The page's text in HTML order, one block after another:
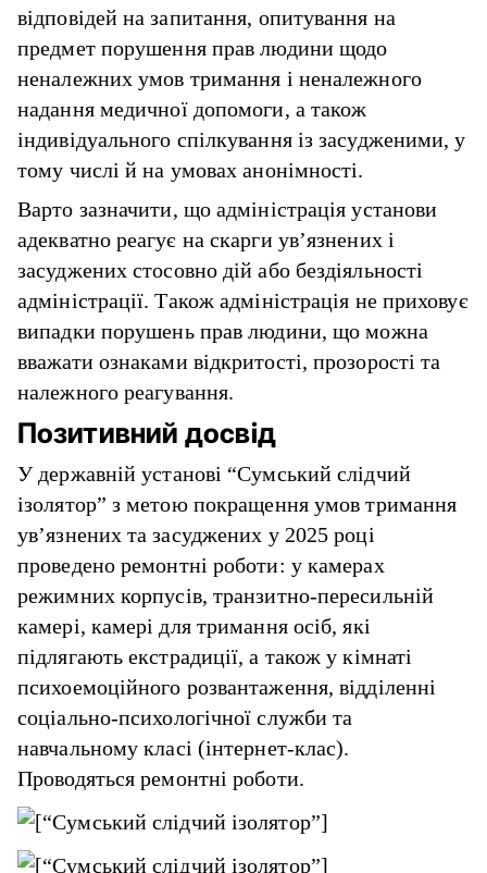
відповідей на запитання, опитування на
предмет порушення прав людини щодо
неналежних умов тримання і неналежного
надання медичної допомоги, а також
індивідуального спілкування із засудженими, у
тому числі й на умовах анонімності.
Варто зазначити, що адміністрація установи
адекватно реагує на скарги ув’язнених і
засуджених стосовно дій або бездіяльності
адміністрації. Також адміністрація не приховує
випадки порушень прав людини, що можна
вважати ознаками відкритості, прозорості та
належного реагування.
Позитивний досвід
У державній установі “Сумський слідчий
ізолятор” з метою покращення умов тримання
ув’язнених та засуджених у 2025 році
проведено ремонтні роботи: у камерах
режимних корпусів, транзитно-пересильній
камері, камері для тримання осіб, які
підлягають екстрадиції, а також у кімнаті
психоемоційного розвантаження, відділенні
соціально-психологічної служби та
навчальному класі (інтернет-клас).
Проводяться ремонтні роботи.